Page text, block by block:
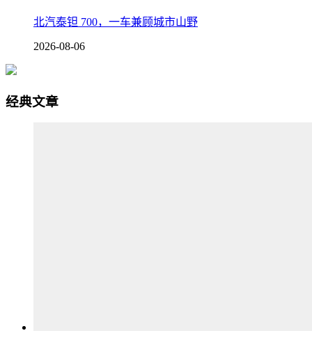
北汽泰钽 700，一车兼顾城市山野
2026-08-06
经典文章